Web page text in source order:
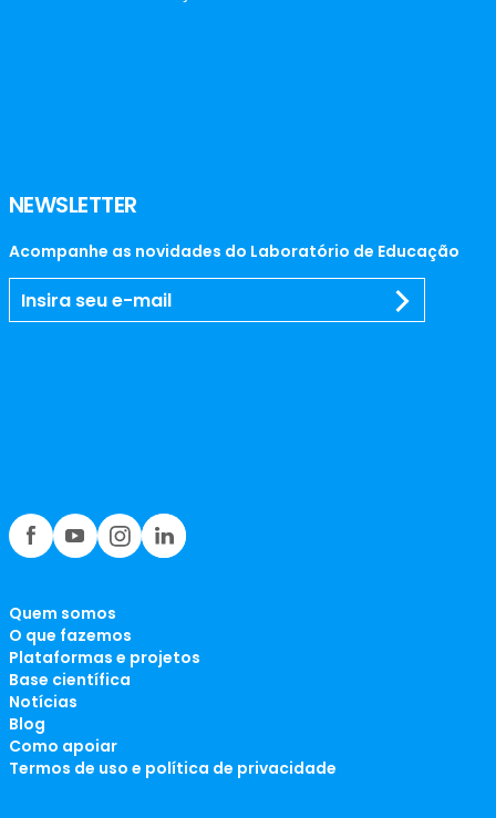
NEWSLETTER
Acompanhe as novidades do Laboratório de Educação
Quem somos
O que fazemos
Plataformas e projetos
Base científica
Notícias
Blog
Como apoiar
Termos de uso e política de privacidade